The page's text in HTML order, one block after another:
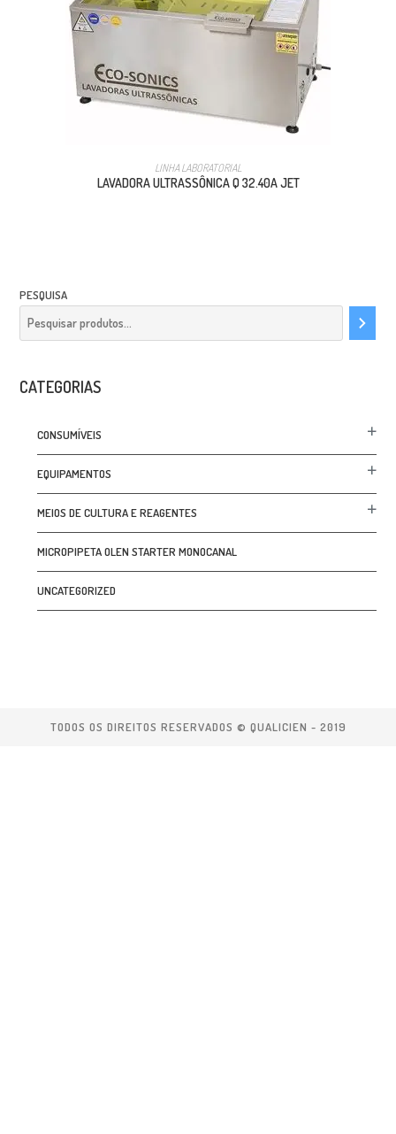
LINHA LABORATORIAL
LAVADORA ULTRASSÔNICA Q 32.40A JET
PESQUISA
CATEGORIAS
CONSUMÍVEIS
EQUIPAMENTOS
MEIOS DE CULTURA E REAGENTES
MICROPIPETA OLEN STARTER MONOCANAL
UNCATEGORIZED
TODOS OS DIREITOS RESERVADOS © QUALICIEN - 2019